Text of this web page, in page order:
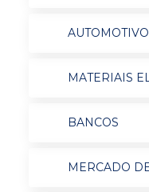
AUTOMOTIVO
MATERIAIS
BANCOS
MERCADO